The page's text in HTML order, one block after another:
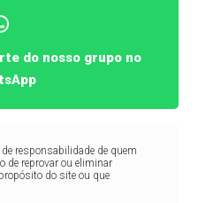
do nosso grupo no
responsabilidade de quem
de reprovar ou eliminar
do site ou que